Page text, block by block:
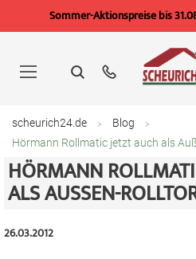
Sommer-Aktionspreise bis
springen
scheurich24.de
Blog
Hörmann Rollmatic jetzt auch als
HÖRMANN
ALS AUSSEN-
26.03.2012